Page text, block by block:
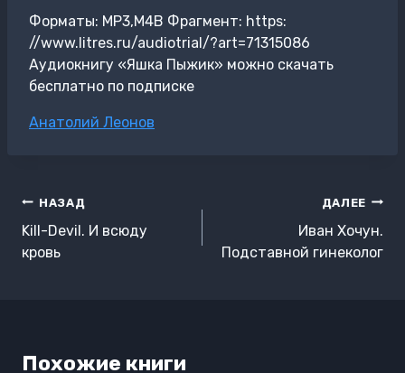
Форматы: MP3,M4B Фрагмент: https:
//www.litres.ru/audiotrial/?art=71315086
Аудиокнигу «Яшка Пыжик» можно скачать
бесплатно по подписке
Метки
Анатолий Леонов
Навигация
по
записям
НАЗАД
Kill-Devil. И всюду
кровь
ДАЛЕЕ
Иван Хочун.
Подставной гинеколог
Похожие книги